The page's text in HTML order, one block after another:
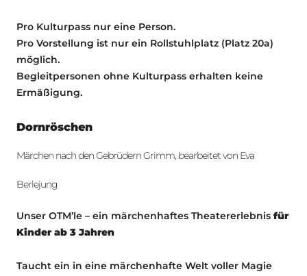
Pro Kulturpass nur eine Person.
Pro Vorstellung ist nur ein Rollstuhlplatz (Platz 20a)
möglich.
Begleitpersonen ohne Kulturpass erhalten keine
Ermäßigung.
Dornröschen
Märchen nach den Gebrüdern Grimm, bearbeitet von Eva
Berlejung
Unser OTM’le – ein märchenhaftes Theatererlebnis für
Kinder ab 3 Jahren
Taucht ein in eine märchenhafte Welt voller Magie